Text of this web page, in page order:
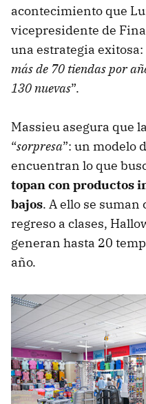
acontecimiento que
vicepresidente de
una estrategia exitosa:
más de 70 tiendas por
130 nuevas”.
Massieu asegura que
“sorpresa”: un modelo
encuentran lo que
topan con productos
bajos. A ello se
regreso a clases,
generan hasta 20
año.